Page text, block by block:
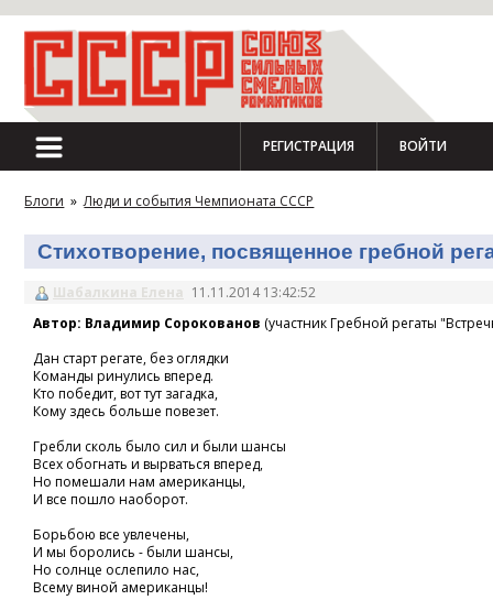
РЕГИСТРАЦИЯ ВОЙТИ
Блоги » Люди и события Чемпионата СССР
Стихотворение, посвященное гребной
Шабалкина Елена 11.11.2014 13:42:52
Автор: Владимир Сорокованов (участник Гребной регаты
Дан старт регате, без оглядки
Команды ринулись вперед.
Кто победит, вот тут загадка,
Кому здесь больше повезет.
Гребли сколь было сил и были шансы
Всех обогнать и вырваться вперед,
Но помешали нам американцы,
И все пошло наоборот.
Борьбою все увлечены,
И мы боролись - были шансы,
Но солнце ослепило нас,
Всему виной американцы!